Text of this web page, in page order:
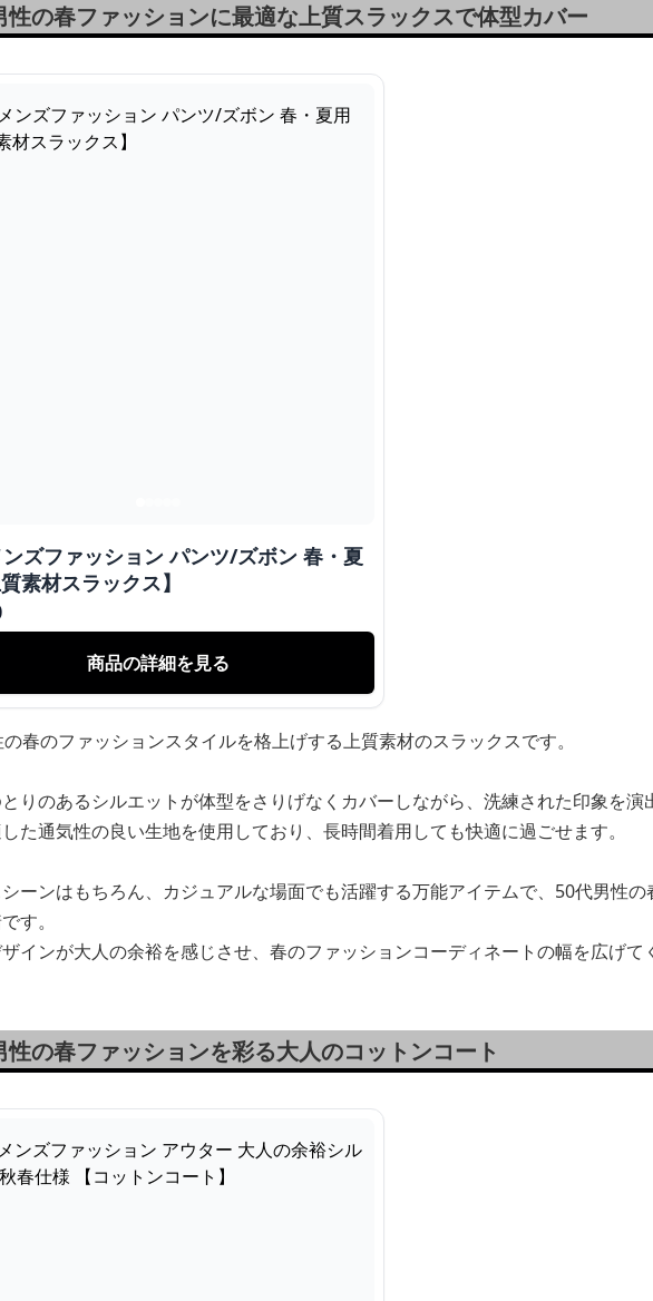
性の春ファッションに最適な上質スラックスで体型カバー
ズファッション パンツ/ズボン 春・夏
素材スラックス】
商品の詳細を見る
春のファッションスタイルを格上げする上質素材のスラックスです。
りのあるシルエットが体型をさりげなくカバーしながら、洗練された印象を演
た通気性の良い生地を使用しており、長時間着用しても快適に過ごせます。
ーンはもちろん、カジュアルな場面でも活躍する万能アイテムで、50代男性
す。
インが大人の余裕を感じさせ、春のファッションコーディネートの幅を広げて
性の春ファッションを彩る大人のコットンコート